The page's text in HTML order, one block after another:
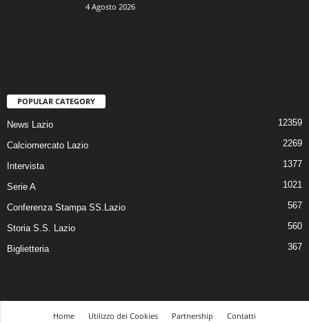
4 Agosto 2026
POPULAR CATEGORY
News Lazio 12359
Calciomercato Lazio 2269
Intervista 1377
Serie A 1021
Conferenza Stampa SS.Lazio 567
Storia S.S. Lazio 560
Biglietteria 367
Home Utilizzo dei Cookies Partnership Contatti